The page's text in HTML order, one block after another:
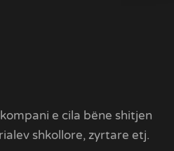
e cila bëne shitjen
shkollore, zyrtare etj.